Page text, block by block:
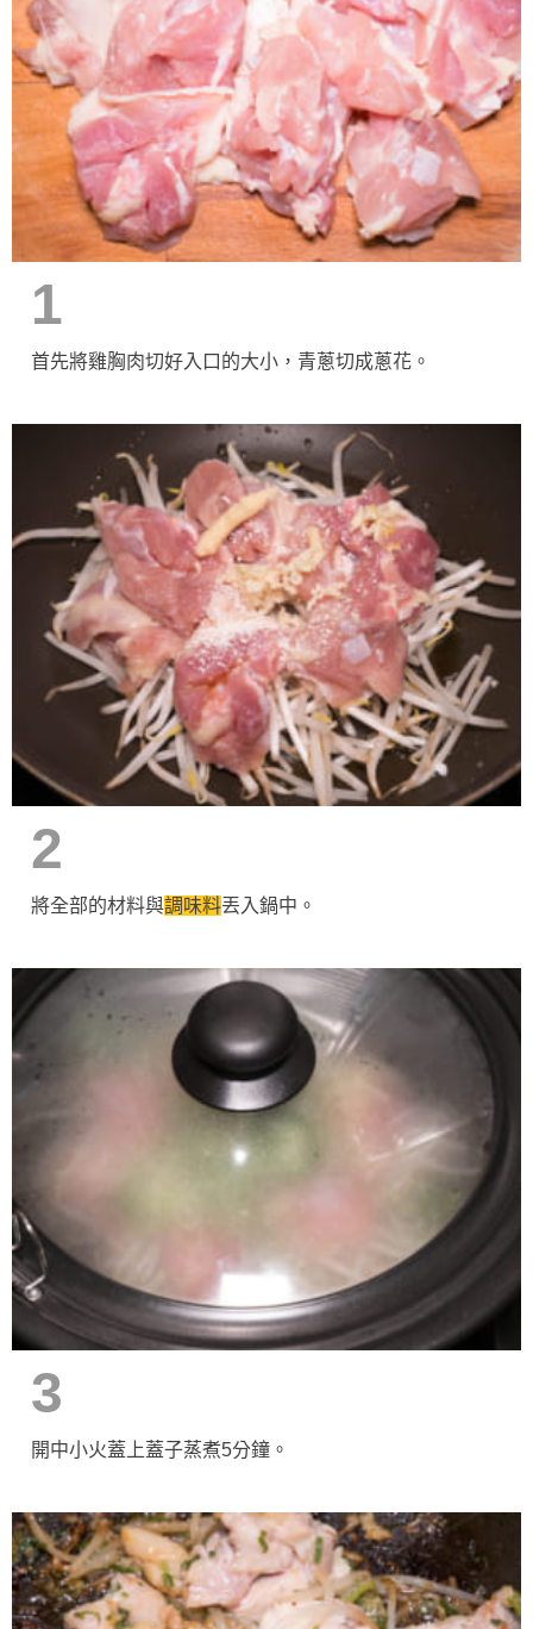
1
首先將雞胸肉切好入口的大小，青蔥切成蔥花。
2
將全部的材料與調味料丟入鍋中。
3
開中小火蓋上蓋子蒸煮5分鐘。